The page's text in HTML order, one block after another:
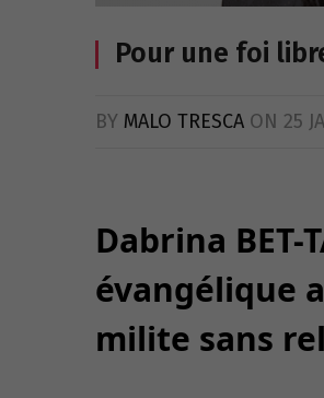
Pour une foi
BY MALO TRESCA ON 25
Dabrina
évangélique
milite sans